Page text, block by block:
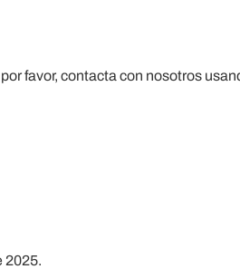
favor, contacta con nosotros
2025.